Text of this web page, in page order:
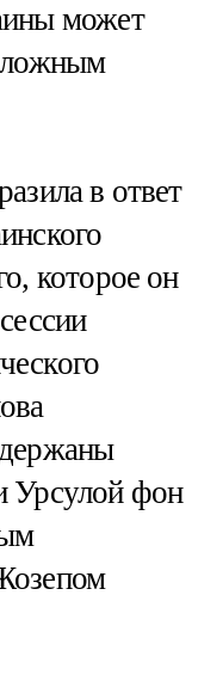
может
в ответ
которое он
Урсулой фон